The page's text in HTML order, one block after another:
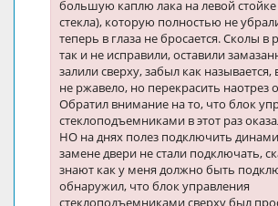
большую каплю лака на левой стойке
стекла), которую полностью не
теперь в глаза не бросается. Сколы в
так и не исправили, оставили
залили сверху, забыл как
не ржавело, но перекрасить наотрез
Обратил внимание на то, что блок
стеклоподъемниками в этот раз
НО на днях полез подключить
замене двери не стали подключать,
знают как у меня должно быть
обнаружил, что блок управления